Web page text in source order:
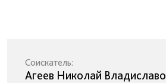
Соискатель:
Агеев Николай